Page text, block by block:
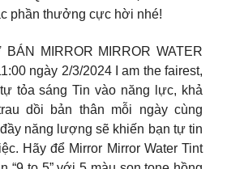
phần thưởng cực hời nhé!
MIRROR MIRROR WATER
ngày 2/3/2024 I am the fairest,
tỏa sáng Tin vào năng lực, khả
dồi bản thân mỗi ngày cùng
năng lượng sẽ khiến bạn tự tin
Hãy để Mirror Mirror Water Tint